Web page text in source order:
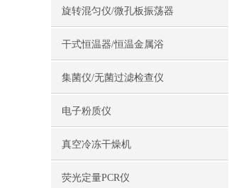
旋转混匀仪/微孔板振荡器
干式恒温器/恒温金属浴
集菌仪/无菌过滤检查仪
电子粉质仪
真空冷冻干燥机
荧光定量PCR仪